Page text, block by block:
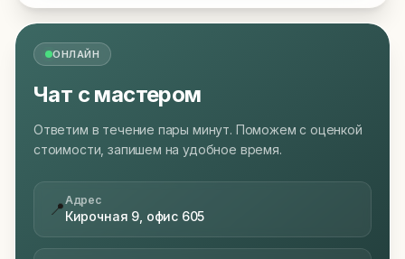
ОНЛАЙН
Чат с мастером
Ответим в течение пары минут. Поможем с оценкой
стоимости, запишем на удобное время.
📍Адрес
Кирочная 9, офис 605